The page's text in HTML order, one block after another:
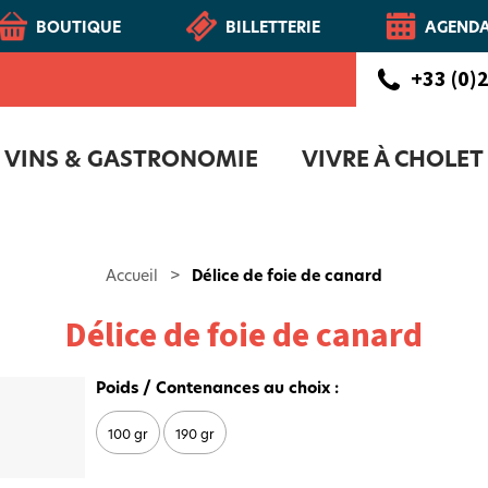
BOUTIQUE BILLETTERIE
+33
VINS & GASTRONOMIE VIVRE À CHOLET
Accueil > Délice de foie de canard
Délice de foie de canard
Poids / Contenances au choix :
100 gr 190 gr